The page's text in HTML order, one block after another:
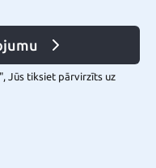
Jūs tiksiet pārvirzīts uz